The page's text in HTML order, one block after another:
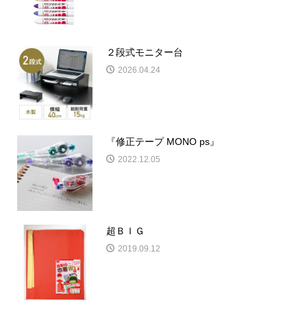
２段式モニター台
2026.04.24
『修正テープ MONO ps』
2022.12.05
超ＢＩＧ
2019.09.12